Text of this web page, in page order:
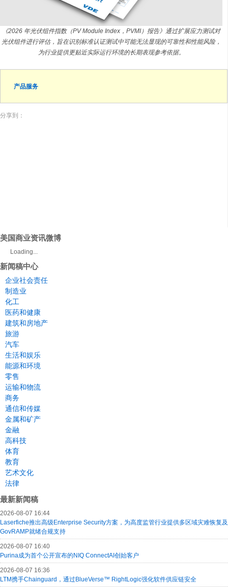
《2026 年光伏组件指数（PV Module Index，PVMI）报告》通过扩展应力测试对
光伏组件进行评估，旨在识别标准认证测试中可能无法显现的可靠性和性能风险，
为行业提供更贴近实际运行环境的长期表现参考依据。
产品服务
分享到：
美国商业资讯微博
Loading...
新闻稿中心
企业社会责任
制造业
化工
医药和健康
建筑和房地产
旅游
汽车
生活和娱乐
能源和环境
零售
运输和物流
商务
通信和传媒
金属和矿产
金融
高科技
体育
教育
艺术文化
法律
最新新闻稿
2026-08-07 16:44
Laserfiche推出高级Enterprise Security方案，为高度监管行业提供多区域灾难恢复及
GovRAMP就绪合规支持
2026-08-07 16:40
Purina成为首个公开宣布的NIQ ConnectAI创始客户
2026-08-07 16:36
LTM携手Chainguard，通过BlueVerse™ RightLogic强化软件供应链安全